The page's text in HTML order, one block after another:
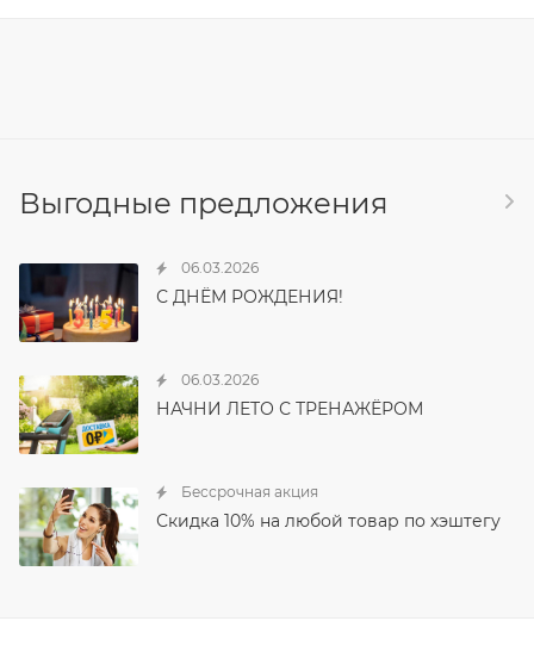
Выгодные предложения
06.03.2026
С ДНЁМ РОЖДЕНИЯ!
06.03.2026
НАЧНИ ЛЕТО С ТРЕНАЖЁРОМ
Бессрочная акция
Скидка 10% на любой товар по хэштегу